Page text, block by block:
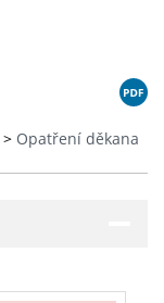
> Opatření děkana